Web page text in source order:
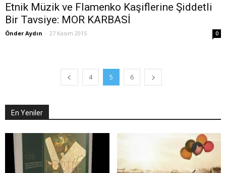
Etnik Müzik ve Flamenko Kaşiflerine Şiddetli
Bir Tavsiye: MOR KARBASİ
Önder Aydın - 27 Kasım 2015 0
4 5 6
En Yeniler